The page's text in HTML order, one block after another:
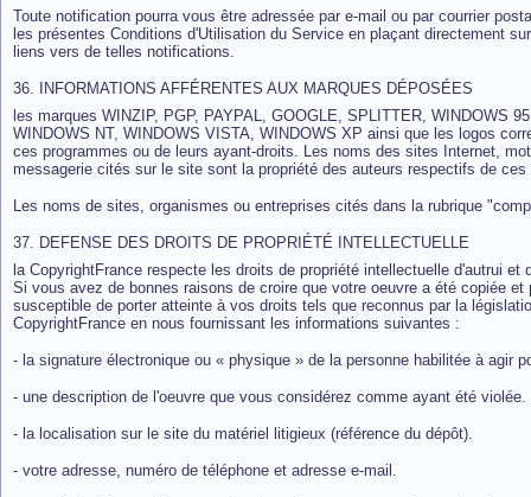
Toute notification pourra vous être adressée par e-mail ou par courrier
les présentes Conditions d'Utilisation du Service en plaçant directement
liens vers de telles notifications.
36. INFORMATIONS AFFÉRENTES AUX MARQUES DÉPOSÉES
les marques WINZIP, PGP, PAYPAL, GOOGLE, SPLITTER, WINDOWS
WINDOWS NT, WINDOWS VISTA, WINDOWS XP ainsi que les logos
ces programmes ou de leurs ayant-droits. Les noms des sites Internet,
messagerie cités sur le site sont la propriété des auteurs respectifs de
Les noms de sites, organismes ou entreprises cités dans la rubrique
37. DEFENSE DES DROITS DE PROPRIÉTÉ INTELLECTUELLE
la CopyrightFrance respecte les droits de propriété intellectuelle d'autrui
Si vous avez de bonnes raisons de croire que votre oeuvre a été copiée
susceptible de porter atteinte à vos droits tels que reconnus par la
CopyrightFrance en nous fournissant les informations suivantes :
- la signature électronique ou « physique » de la personne habilitée à agir
- une description de l'oeuvre que vous considérez comme ayant été violée.
- la localisation sur le site du matériel litigieux (référence du dépôt).
- votre adresse, numéro de téléphone et adresse e-mail.